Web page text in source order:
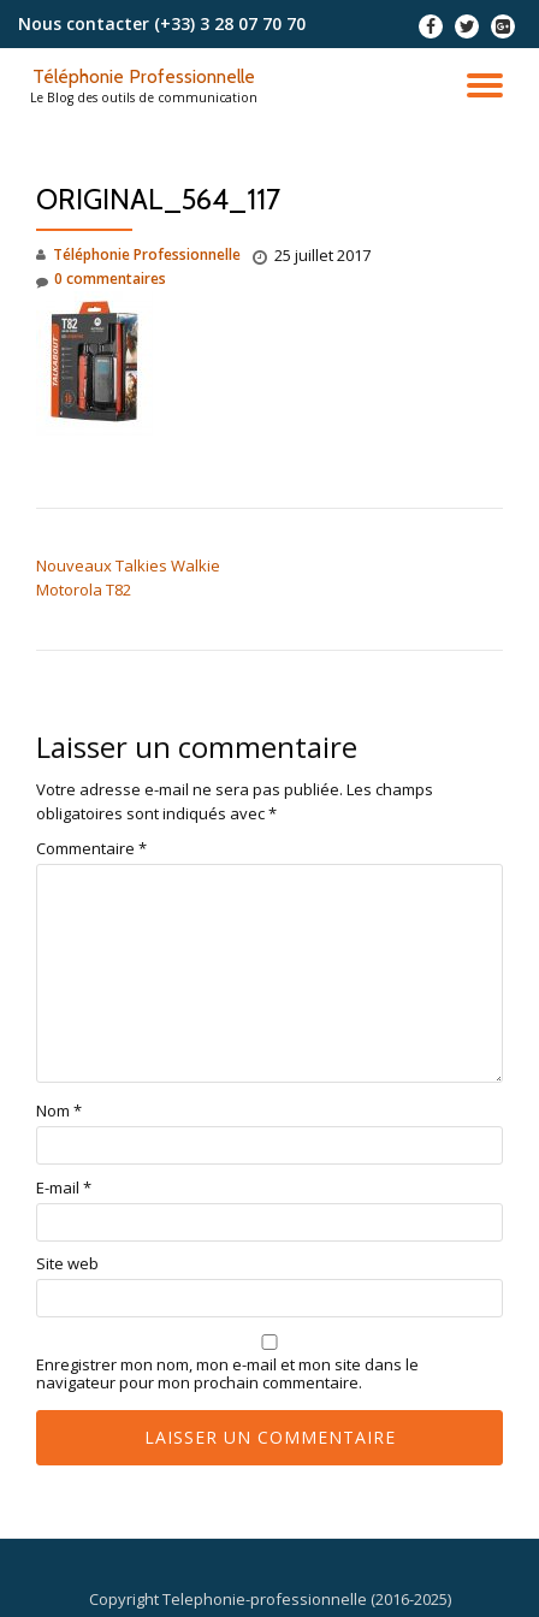
contenu
Nous contacter (+33) 3 28 07 70 70 - - -
Téléphonie Professionnelle
Le Blog des outils de communication
ORIGINAL_564_117
Téléphonie Professionnelle 25 juillet 2017
0 commentaires
Nouveaux Talkies Walkie
Motorola T82
Laisser un commentaire
Votre adresse e-mail ne sera pas publiée. Les champs
obligatoires sont indiqués avec*
Commentaire *
Nom *
E-mail *
Site web
Enregistrer mon nom, mon e-mail et mon site dans le
navigateur pour mon prochain commentaire.
Copyright Telephonie-professionnelle (2016-2025)